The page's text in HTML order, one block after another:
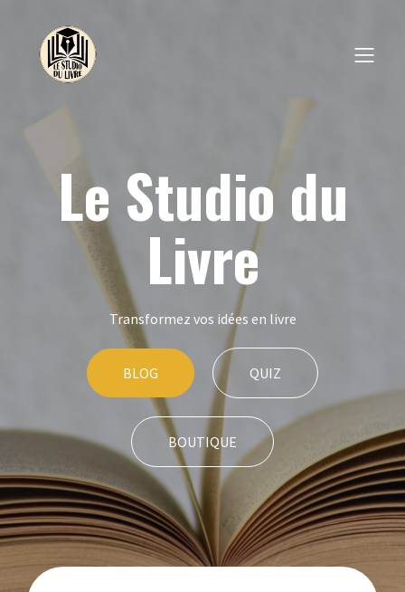
Le Studio du
Livre
Transformez vos idées en livre
BLOG QUIZ
BOUTIQUE